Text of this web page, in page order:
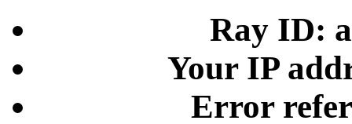
Ray ID:
Your IP
Error